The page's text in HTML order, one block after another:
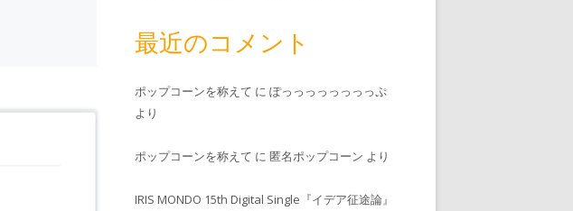
最近のコメント
ポップコーンを称えて にぽっっっっっっっっぷ
より
ポップコーンを称えて に匿名ポップコーン より
IRIS MONDO 15th Digital Single『イデア征途論』